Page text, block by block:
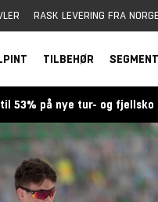
RASK LEVERING FRA NORGE
TILBEHØR SEGMENT
53% på nye tur- og fjellsko